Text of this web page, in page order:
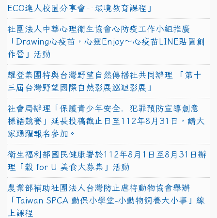
ECO達人校園分享會－環境教育課程」
社團法人中華心理衛生協會心防疫工作小組推廣
「Drawing心疫苗，心靈Enjoy〜心疫苗LINE貼圖創
作營」活動
耀登集團特與台灣野望自然傳播社共同辦理 「第十
三屆台灣野望國際自然影展巡迴影展」
社會局辦理「保護青少年安全．犯罪預防宣導創意
標語競賽」延長投稿截止日至112年8月31日，請大
家踴躍報名參加。
衛生福利部國民健康署於112年8月1日至8月31日辦
理「穀 for U 美食大募集」活動
農業部補助社團法人台灣防止虐待動物協會舉辦
「Taiwan SPCA 動保小學堂-小動物飼養大小事」線
上課程